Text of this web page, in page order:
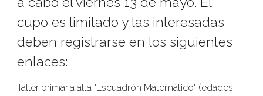
cupo es limitado y las interesadas
deben registrarse en los siguientes
enlaces:
Taller primaria alta "Escuadrón Matemático" (edades